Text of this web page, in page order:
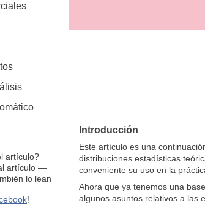
artículo?
artículo —
lo lean
!
Introducción
Este artículo es una
distribuciones estadísticas
conveniente su uso en la
Ahora que ya tenemos una
algunos asuntos relativos a las